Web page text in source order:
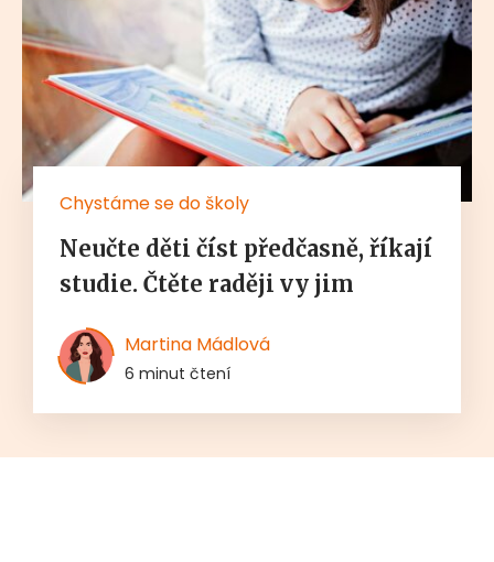
Chystáme se do školy
Neučte děti číst předčasně, říkají
studie. Čtěte raději vy jim
Martina Mádlová
6 minut čtení